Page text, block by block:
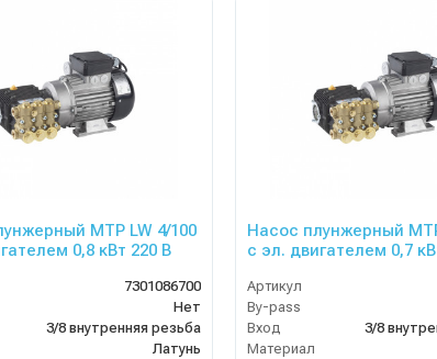
MTP LW 4/100
0,8 кВт 220 В
7301086700
Нет
3/8 внутренняя резьба
Латунь
Насос плунжерный
с эл. двигателем 0,7
Артикул
By-pass
Вход
3/8
Материал